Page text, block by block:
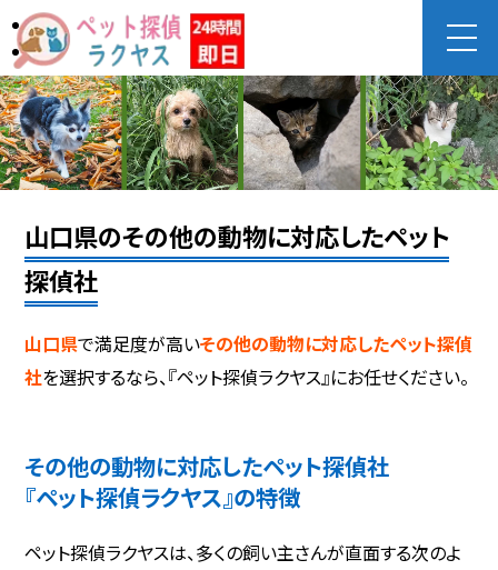
山口県のその他の動物に対応したペット
探偵社
山口県で満足度が高いその他の動物に対応したペット探偵
社を選択するなら、『ペット探偵ラクヤス』にお任せください。
その他の動物に対応したペット探偵社
『ペット探偵ラクヤス』の特徴
ペット探偵ラクヤスは、多くの飼い主さんが直面する次のよ